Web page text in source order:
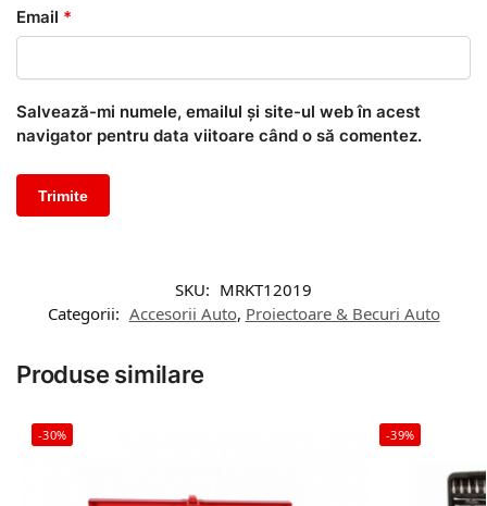
Email *
Salvează-mi numele, emailul și site-ul web în acest
navigator pentru data viitoare când o să comentez.
SKU: MRKT12019
Categorii: Accesorii Auto, Proiectoare & Becuri Auto
Produse similare
-30% -39%